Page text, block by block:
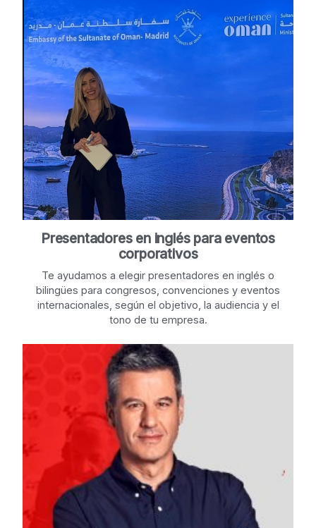
Presentadores en inglés para eventos
corporativos
Te ayudamos a elegir presentadores en inglés o
bilingües para congresos, convenciones y eventos
internacionales, según el objetivo, la audiencia y el
tono de tu empresa.